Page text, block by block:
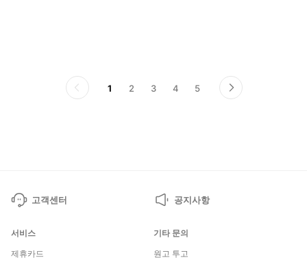
전
1 2 3 4 5
다
음
고객센터 공지사항
서비스
제휴카드
기타 문의
원고 투고